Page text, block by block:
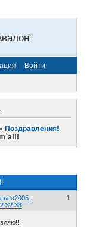
Войти
Поздравления!
1
2005-